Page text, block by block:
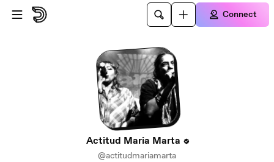
Skip to main content
Connect
Actitud Maria Marta
@actitudmariamarta